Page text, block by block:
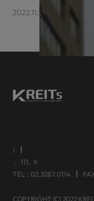
2022.11.21
주)케이리츠투자운용
주소 : 서울특별시 영등포구 여의공원로111, 태영빌딩 9층
TEL : 02.3287.0114
COPYRIGHT (C) 2022